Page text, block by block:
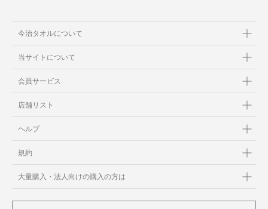
今治タオルについて
当サイトについて
会員サービス
店舗リスト
ヘルプ
規約
大量購入・法人向けの購入の方は